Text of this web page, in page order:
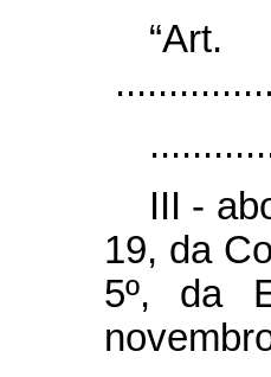
III -
19, da
5º, da